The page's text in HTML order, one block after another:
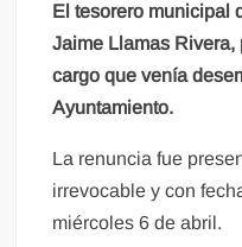
El tesorero municipal
Jaime Llamas Rivera,
cargo que venía
Ayuntamiento.
La renuncia fue
irrevocable y con
miércoles 6 de abril.